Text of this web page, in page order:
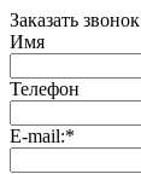
Заказать звонок
Имя
Телефон
E-mail:*